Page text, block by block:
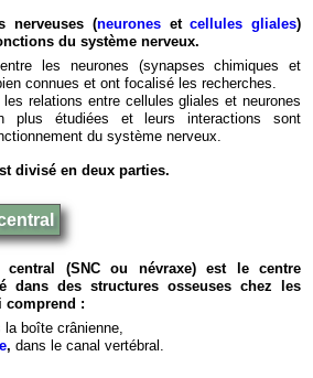
nerveuses (neuronesetcellules gliales)
du système nerveux.
les neurones (synapses chimiques et
connues et ont focalisé les recherches.
relations entre cellules gliales et neurones
plus étudiées et leurs interactions sont
du système nerveux.
divisé en deux parties.
central (SNC ou névraxe) est le centre
dans des structures osseuses chez les
comprend :
la boîte crânienne,
, dans le canal vertébral.